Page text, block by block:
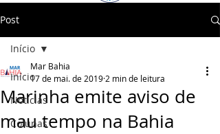
Post
Início
Notícias
Colunas
Início
Marinha emite aviso de
mau tempo na Bahia
Mar Bahia
17 de mai. de 2019 2 min de leitura